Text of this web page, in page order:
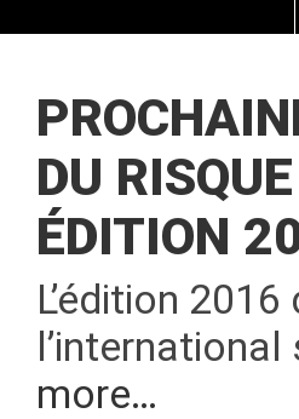
DU
ÉDITION
L’édition
more…